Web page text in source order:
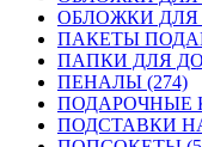
ОБЛОЖКИ ДЛЯ
ПАКЕТЫ
ПАПКИ ДЛЯ
ПЕНАЛЫ (274)
ПОДАРОЧНЫЕ
ПОДСТАВКИ